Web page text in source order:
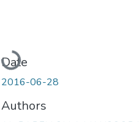
Loading...
Date
2016-06-28
Authors